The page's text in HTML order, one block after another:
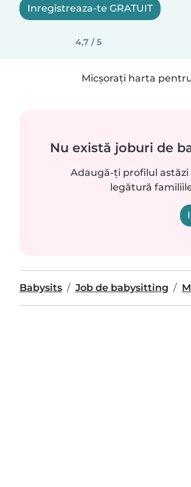
Inregistreaza-te GRATUIT
4,7 / 5
Micșorați harta
Nu există joburi de
Adaugă-ți profilul
legătură
Babysits Job de babysitting